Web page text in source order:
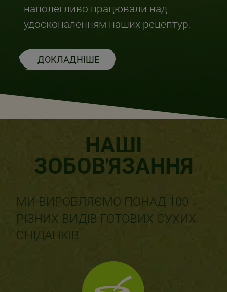
наполегливо працювали над
удосконаленням наших рецептур.
ДОКЛАДНІШЕ
НАШІ
ЗОБОВ'ЯЗАННЯ
МИ ВИРОБЛЯЄМО ПОНАД 100
РІЗНИХ ВИДІВ ГОТОВИХ СУХИХ
СНІДАНКІВ